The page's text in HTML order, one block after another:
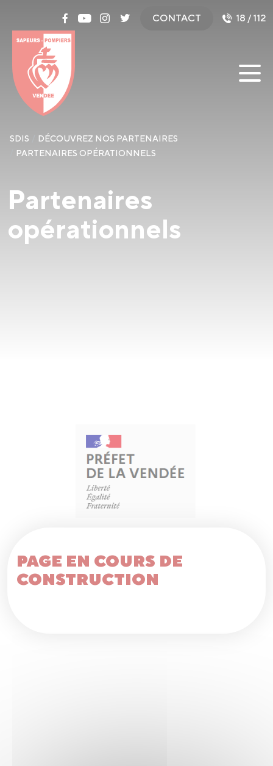
CONTACT 18 / 112
SDIS
DÉCOUVREZ NOS PARTENAIRES
PARTENAIRES OPÉRATIONNELS
Partenaires
opérationnels
PAGE EN COURS DE
CONSTRUCTION